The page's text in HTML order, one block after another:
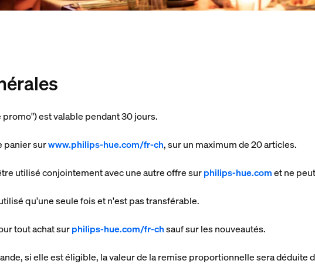
est valable pendant 30 jours.
panier surwww.philips-hue.com/fr-ch, sur un maximum de 20 articles.
utilisé conjointement avec une autre offre surphilips-hue.comet ne
qu'une seule fois et n'est pas transférable.
tout achat surphilips-hue.com/fr-chsauf sur les nouveautés.
si elle est éligible, la valeur de la remise proportionnelle sera déduite